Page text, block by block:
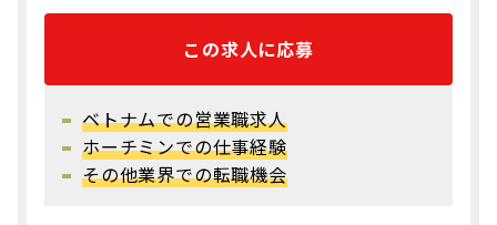
この求人に応募
ベトナムでの営業職求人
ホーチミンでの仕事経験
その他業界での転職機会